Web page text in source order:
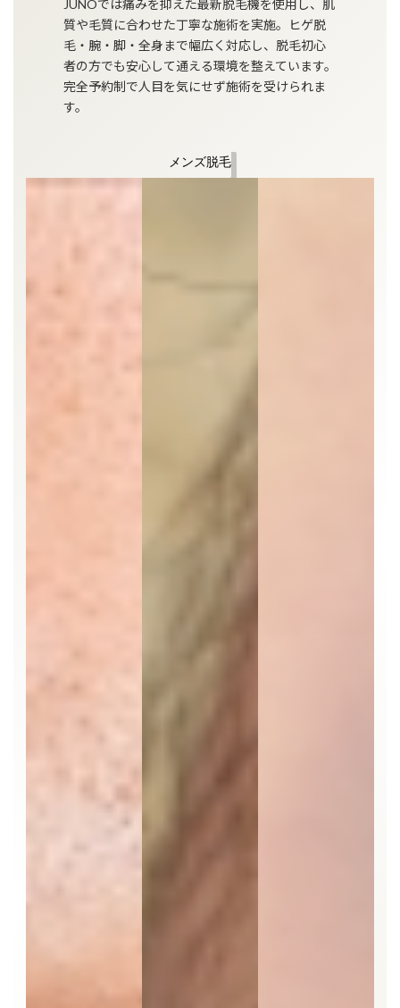
JUNOでは痛みを抑えた最新脱毛機を使用し、肌
質や毛質に合わせた丁寧な施術を実施。ヒゲ脱
毛・腕・脚・全身まで幅広く対応し、脱毛初心
者の方でも安心して通える環境を整えています。
完全予約制で人目を気にせず施術を受けられま
す。
メンズ脱毛